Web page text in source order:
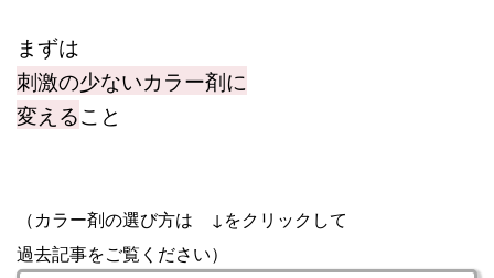
まずは
刺激の少ないカラー剤に
変えること
（カラー剤の選び方は ↓をクリックして
過去記事をご覧ください）